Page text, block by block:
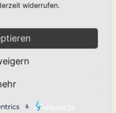
und seinen Interessen sowie
Zugriffen und Aktionen
der von deinem Browser
speichern, sofern dies zur
Nachverfolgbarkeit
mit anderen Personen
dass die Daten deines
im Internet öffentlich
widerrufen.
&